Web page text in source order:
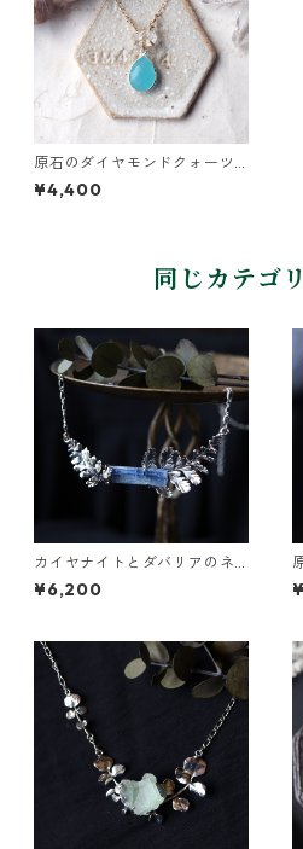
原石のダイヤモンドクォーツ
とカルセドニーのネックレス
¥4,400
同じカテゴ
カイヤナイトとダバリアのネ
ックレス
¥6,200